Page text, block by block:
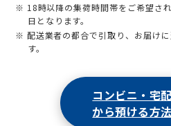
※ 18時以降の集荷時間帯をご希望さ
日となります。
※ 配送業者の都合で引取り、お届け
す。
コンビニ・宅
から預ける方